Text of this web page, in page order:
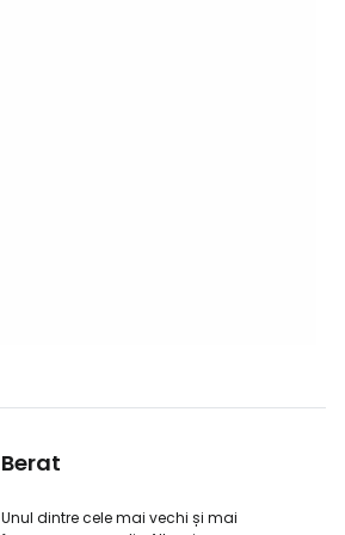
Berat
Unul dintre cele mai vechi și mai